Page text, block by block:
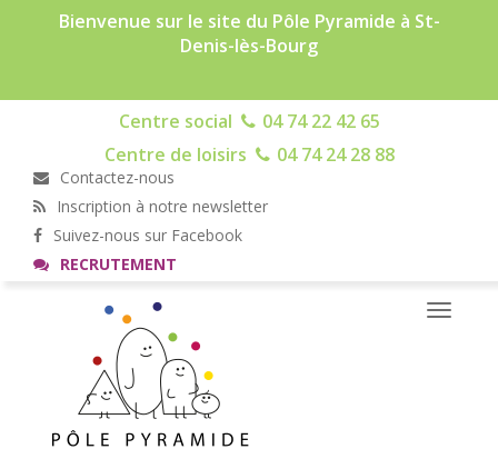
Bienvenue sur le site du Pôle Pyramide à St-
Denis-lès-Bourg
Centre social
04 74 22 42 65
Centre de loisirs
04 74 24 28 88
Contactez-nous
Inscription à notre newsletter
Suivez-nous sur Facebook
RECRUTEMENT
Toggle